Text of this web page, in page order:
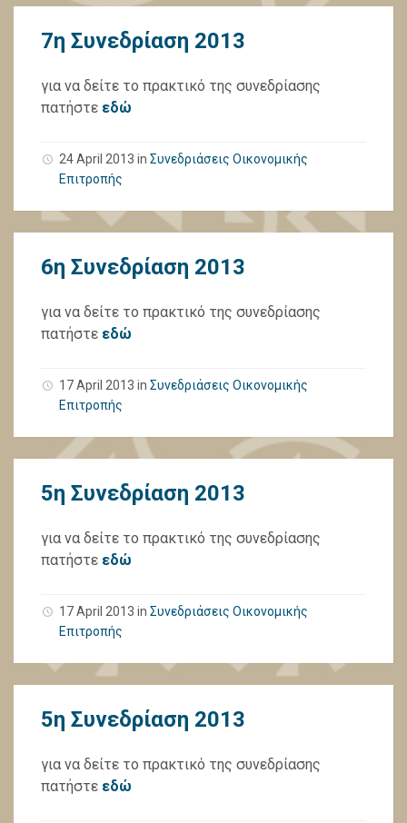
7η Συνεδρίαση 2013
για να δείτε το πρακτικό της συνεδρίασης
πατήστε εδώ
24 April 2013 in Συνεδριάσεις Οικονομικής
Επιτροπής
6η Συνεδρίαση 2013
για να δείτε το πρακτικό της συνεδρίασης
πατήστε εδώ
17 April 2013 in Συνεδριάσεις Οικονομικής
Επιτροπής
5η Συνεδρίαση 2013
για να δείτε το πρακτικό της συνεδρίασης
πατήστε εδώ
17 April 2013 in Συνεδριάσεις Οικονομικής
Επιτροπής
5η Συνεδρίαση 2013
για να δείτε το πρακτικό της συνεδρίασης
πατήστε εδώ